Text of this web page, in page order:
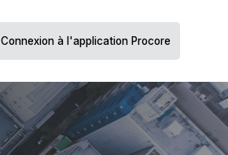
Connexion à l'application Procore